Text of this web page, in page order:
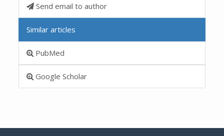
Send email to author
Similar articles
PubMed
Google Scholar